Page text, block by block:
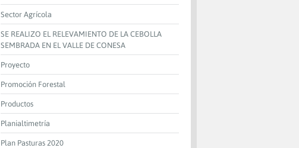
Sector Agrícola
SE REALIZO EL RELEVAMIENTO DE LA CEBOLLA
SEMBRADA EN EL VALLE DE CONESA
Proyecto
Promoción Forestal
Productos
Planialtimetría
Plan Pasturas 2020